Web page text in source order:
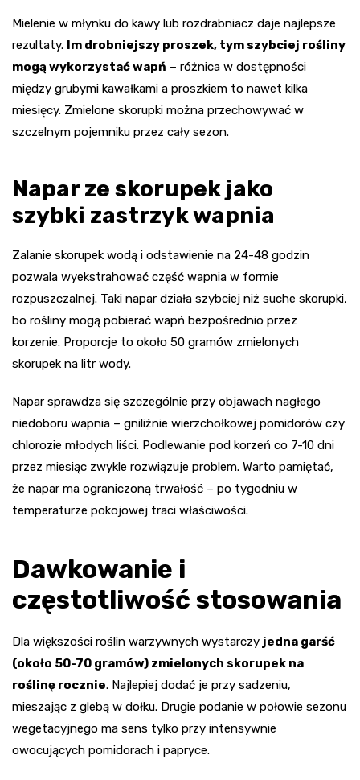
Mielenie w młynku do kawy lub rozdrabniacz daje najlepsze
rezultaty. Im drobniejszy proszek, tym szybciej rośliny
mogą wykorzystać wapń – różnica w dostępności
między grubymi kawałkami a proszkiem to nawet kilka
miesięcy. Zmielone skorupki można przechowywać w
szczelnym pojemniku przez cały sezon.
Napar ze skorupek jako
szybki zastrzyk wapnia
Zalanie skorupek wodą i odstawienie na 24-48 godzin
pozwala wyekstrahować część wapnia w formie
rozpuszczalnej. Taki napar działa szybciej niż suche skorupki,
bo rośliny mogą pobierać wapń bezpośrednio przez
korzenie. Proporcje to około 50 gramów zmielonych
skorupek na litr wody.
Napar sprawdza się szczególnie przy objawach nagłego
niedoboru wapnia – gniliźnie wierzchołkowej pomidorów czy
chlorozie młodych liści. Podlewanie pod korzeń co 7-10 dni
przez miesiąc zwykle rozwiązuje problem. Warto pamiętać,
że napar ma ograniczoną trwałość – po tygodniu w
temperaturze pokojowej traci właściwości.
Dawkowanie i
częstotliwość stosowania
Dla większości roślin warzywnych wystarczy jedna garść
(około 50-70 gramów) zmielonych skorupek na
roślinę rocznie. Najlepiej dodać je przy sadzeniu,
mieszając z glebą w dołku. Drugie podanie w połowie sezonu
wegetacyjnego ma sens tylko przy intensywnie
owocujących pomidorach i papryce.